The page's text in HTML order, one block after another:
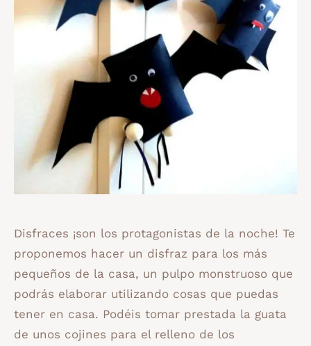
Disfraces ¡son los protagonistas de la noche! Te
proponemos hacer un disfraz para los más
pequeños de la casa, un pulpo monstruoso que
podrás elaborar utilizando cosas que puedas
tener en casa. Podéis tomar prestada la guata
de unos cojines para el relleno de los